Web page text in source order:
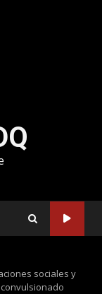
sociales y